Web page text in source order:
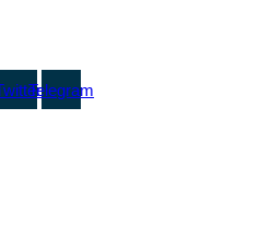
Telegram